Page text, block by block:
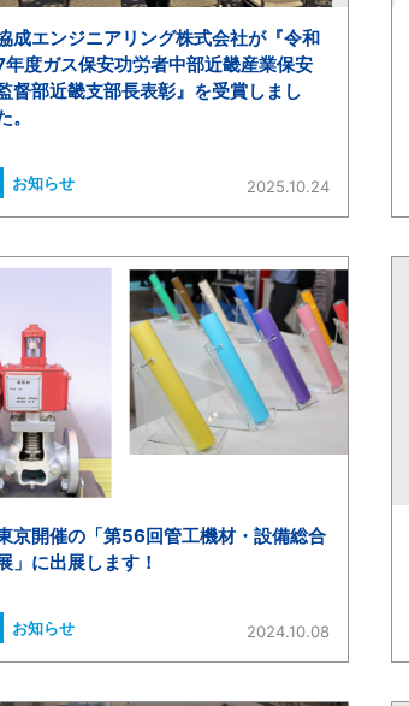
成エンジニアリング株式会社が『令和
年度ガス保安功労者中部近畿産業保安
督部近畿支部長表彰』を受賞しまし
。
お知らせ 2025.10.24
京開催の「第56回管工機材・設備総合
」に出展します！
お知らせ 2024.10.08